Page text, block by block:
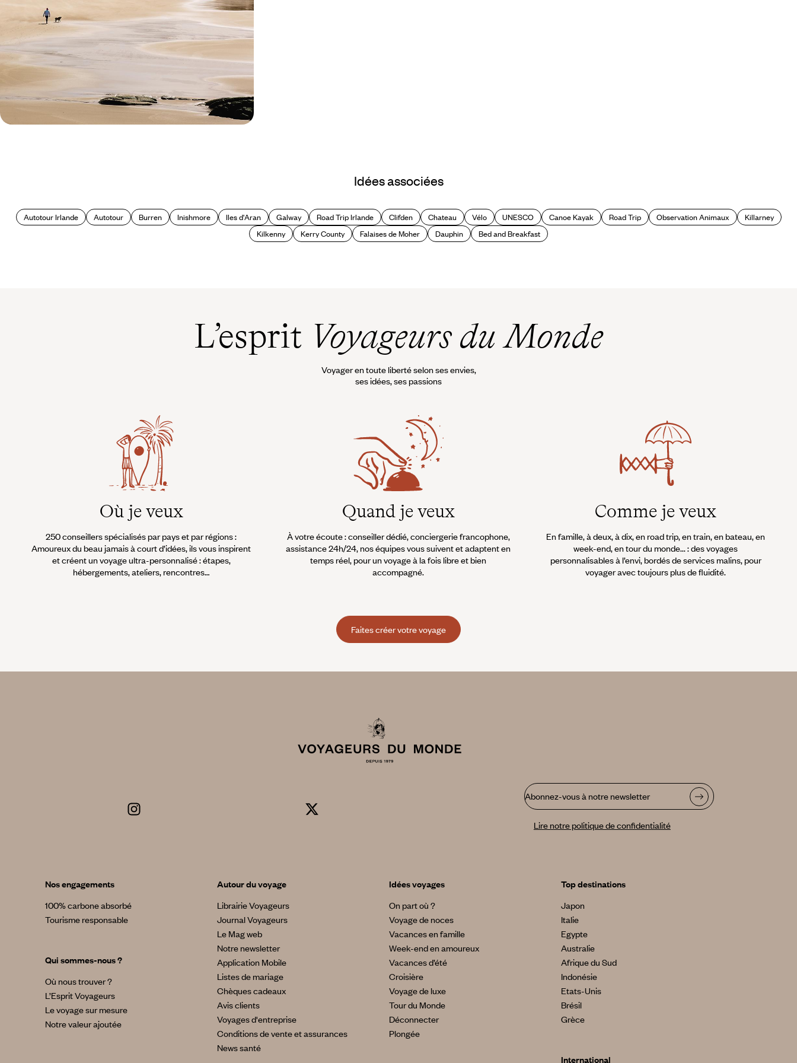
Idées associées
Autotour Irlande Autotour Burren Inishmore Iles d'Aran Galway Road Trip Irlande Clifden Chateau Vélo UNESCO Canoe Kayak Road Trip Observation Animaux
Killarney
Kilkenny
Kerry County Falaises de Moher Dauphin Bed and Breakfast
L’esprit Voyageurs du Monde
Voyager en toute liberté selon ses envies,
ses idées, ses passions
Où je veux
250 conseillers spécialisés par pays et par régions :
Amoureux du beau jamais à court d’idées, ils vous inspirent
et créent un voyage ultra-personnalisé : étapes,
hébergements, ateliers, rencontres…
Quand je veux
À votre écoute : conseiller dédié, conciergerie francophone,
assistance 24h/24, nos équipes vous suivent et adaptent en
temps réel, pour un voyage à la fois libre et bien
accompagné.
Comme je veux
En famille, à deux, à dix, en road trip, en train, en bateau, en
week-end, en tour du monde... : des voyages
personnalisables à l’envi, bordés de services malins, pour
voyager avec toujours plus de fluidité.
Faites créer votre voyage
Abonnez-vous à notre newsletter
Lire notre politique de confidentialité
Nos engagements
100% carbone absorbé
Tourisme responsable
Qui sommes-nous ?
Où nous trouver ?
L’Esprit Voyageurs
Le voyage sur mesure
Notre valeur ajoutée
Autour du voyage
Librairie Voyageurs
Journal Voyageurs
Le Mag web
Notre newsletter
Application Mobile
Listes de mariage
Chèques cadeaux
Avis clients
Voyages d'entreprise
Conditions de vente et assurances
News santé
Idées voyages
On part où ?
Voyage de noces
Vacances en famille
Week-end en amoureux
Vacances d’été
Croisière
Voyage de luxe
Tour du Monde
Déconnecter
Plongée
Top destinations
Japon
Italie
Egypte
Australie
Afrique du Sud
Indonésie
Etats-Unis
Brésil
Grèce
International